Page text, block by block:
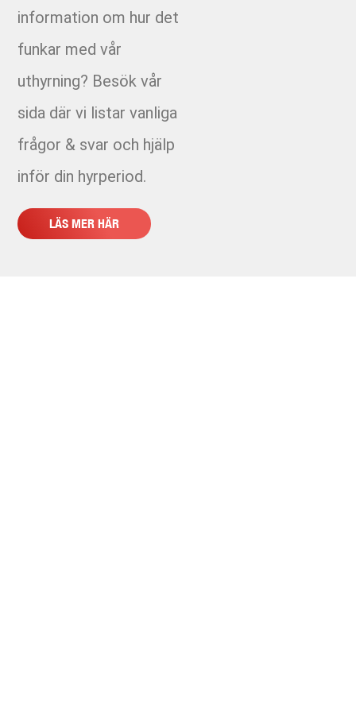
2403 - E03 Kvarnberget CML group
2410- E09 Haga Peab
2410-2 Haga Avvattning (allt som rör centrifug)
2451 - Pumpning Södertälje 2024-2025 - PEAB
information om hur det
funkar med vår
uthyrning? Besök vår
sida där vi listar vanliga
frågor & svar och hjälp
inför din hyrperiod.
LÄS MER HÄR